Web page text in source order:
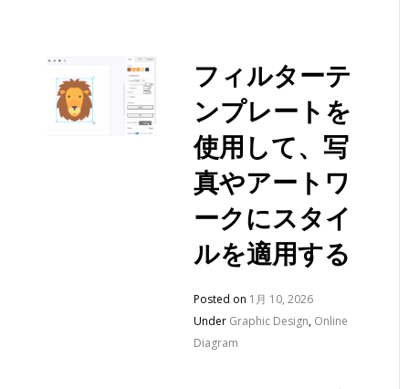
フィルターテ
ンプレートを
使用して、写
真やアートワ
ークにスタイ
ルを適用する
Posted on 1月 10, 2026
Under Graphic Design, Online
Diagram